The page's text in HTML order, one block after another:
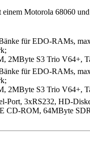
Motorola 68060
für EDO-RAMs,
S3 Trio V64+,
für EDO-RAMs,
S3 Trio V64+,
Port, 3xRS232, HD-
CD-ROM, 64MByte